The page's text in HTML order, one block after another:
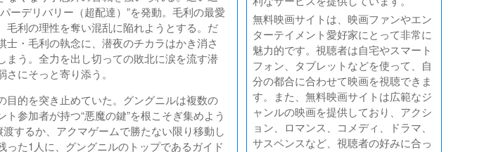
ーデリバリー（超配達）”を発動。毛利の最愛
利の理性を奪い混乱に陥れようとする。だ
・毛利の執念に、潜夜のチカラはかき消さ
まう。全力を出し切っての敗北に涙を流す潜
にそっと寄り添う。
的を突き止めていた。グングニルは複数の
参加者が持つ“悪魔の鍵”を根こそぎ集めよう
するか、アクマゲームで勝たない限り移動し
た1人に、グングニルのトップであるガイド
無料映画サイトは、映画ファンやエン
ターテイメント愛好家にとって非常に
魅力的です。視聴者は自宅やスマート
フォン、タブレットなどを使って、自
分の都合に合わせて映画を視聴できま
す。また、無料映画サイトは広範なジ
ャンルの映画を提供しており、アクシ
ョン、ロマンス、コメディ、ドラマ、
サスペンスなど、視聴者の好みに合っ